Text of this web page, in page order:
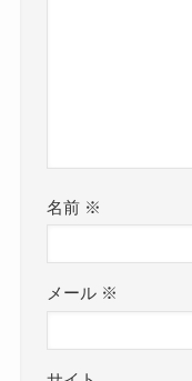
名前 ※
メール ※